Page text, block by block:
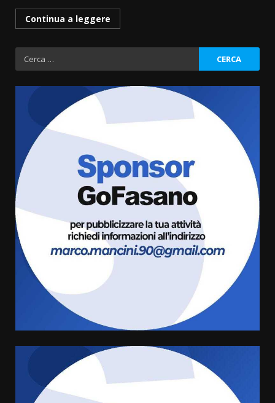
Continua a leggere
Ricerca
per:
Fasanese ferito a colpi di arma
da fuoco
6 Agosto 2026 18:13
Carta d’identità: continua il piano
di aperture straordinarie del
Comune di Fasano
cittadina di Fratelli d’Italia,
pronta a tornare in Consiglio
comunale
6 Agosto 2026 08:00